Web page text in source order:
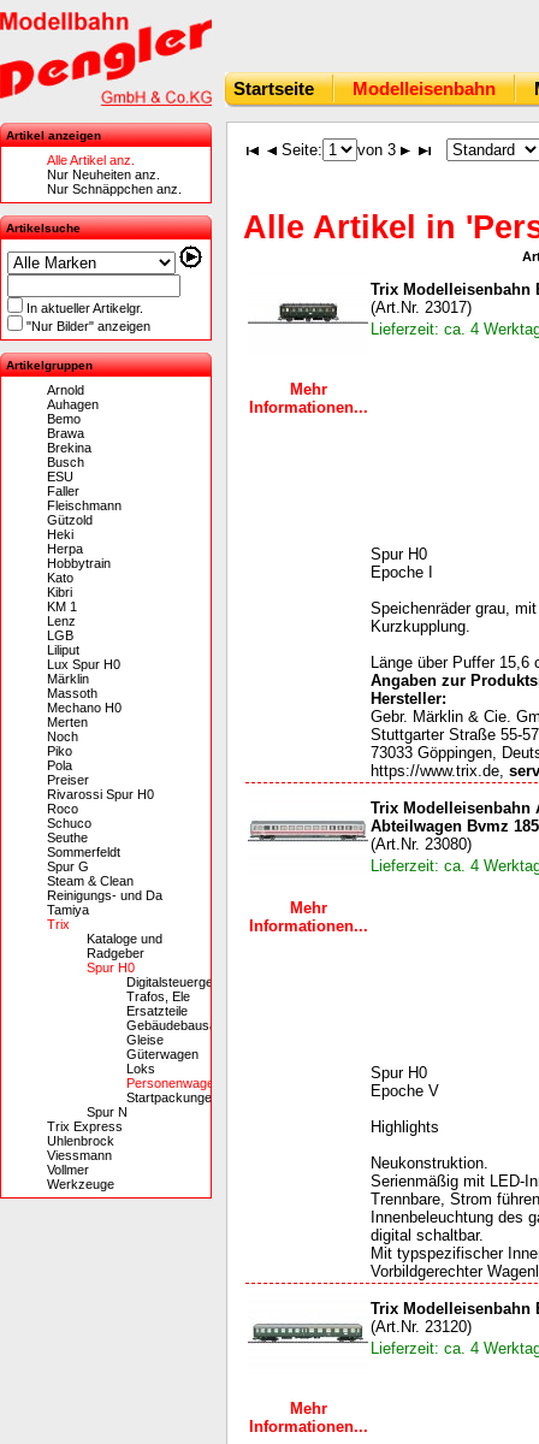
Startseite Modelleisenbahn
Artikel anzeigen
Alle Artikel anz.
Nur Neuheiten anz.
Nur Schnäppchen anz.
Artikelsuche
In aktueller Artikelgr.
"Nur Bilder" anzeigen
Artikelgruppen
Arnold
Auhagen
Bemo
Brawa
Brekina
Busch
ESU
Faller
Fleischmann
Gützold
Heki
Herpa
Hobbytrain
Kato
Kibri
KM 1
Lenz
LGB
Liliput
Lux Spur H0
Märklin
Massoth
Mechano H0
Merten
Noch
Piko
Pola
Preiser
Rivarossi Spur H0
Roco
Schuco
Seuthe
Sommerfeldt
Spur G
Steam & Clean
Reinigungs- und Da
Tamiya
Trix
Kataloge und
Radgeber
Spur H0
Digitalsteuergeräte,
Trafos, Ele
Ersatzteile
Gebäudebausätze
Gleise
Güterwagen
Loks
Personenwagen
Startpackungen
Spur N
Trix Express
Uhlenbrock
Viessmann
Vollmer
Werkzeuge
Seite: von 3
Alle Artikel in
Mehr
Informationen...
Trix Modelleisenbahn
(Art.Nr. 23017)
Lieferzeit: ca. 4
Spur H0
Epoche I
Speichenräder grau,
Kurzkupplung.
Länge über Puffer 15,6
Angaben zur
Hersteller:
Gebr. Märklin & Cie.
Stuttgarter Straße 55-57
73033 Göppingen,
https://www.trix.de,
Mehr
Informationen...
Trix Modelleisenbahn
Abteilwagen Bvmz
(Art.Nr. 23080)
Lieferzeit: ca. 4
Spur H0
Epoche V
Highlights
Neukonstruktion.
Serienmäßig mit LED-
Trennbare, Strom
Innenbeleuchtung des
digital schaltbar.
Mit typspezifischer
Vorbildgerechter
Mehr
Informationen...
Trix Modelleisenbahn
(Art.Nr. 23120)
Lieferzeit: ca. 4